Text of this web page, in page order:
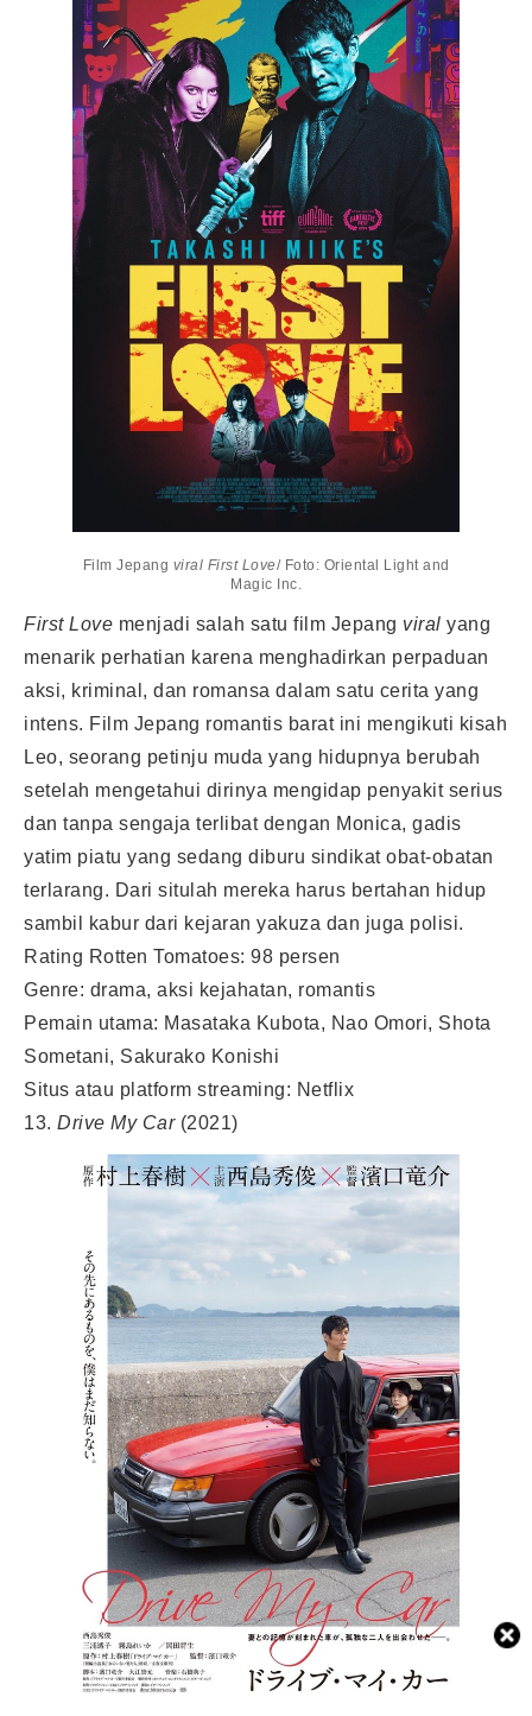
Film Jepang viral First Love/ Foto: Oriental Light and
Magic Inc.
First Love menjadi salah satu film Jepang viral yang
menarik perhatian karena menghadirkan perpaduan
aksi, kriminal, dan romansa dalam satu cerita yang
intens. Film Jepang romantis barat ini mengikuti kisah
Leo, seorang petinju muda yang hidupnya berubah
setelah mengetahui dirinya mengidap penyakit serius
dan tanpa sengaja terlibat dengan Monica, gadis
yatim piatu yang sedang diburu sindikat obat-obatan
terlarang. Dari situlah mereka harus bertahan hidup
sambil kabur dari kejaran yakuza dan juga polisi.
Rating Rotten Tomatoes: 98 persen
Genre: drama, aksi kejahatan, romantis
Pemain utama: Masataka Kubota, Nao Omori, Shota
Sometani, Sakurako Konishi
Situs atau platform streaming: Netflix
13. Drive My Car(2021)